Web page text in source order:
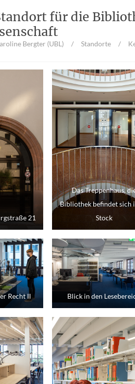
für die
Bergter (UBL) / Standorte /
21
Das Treppenhaus,
Bibliothek befindet sich
Stock
Recht II Blick in den